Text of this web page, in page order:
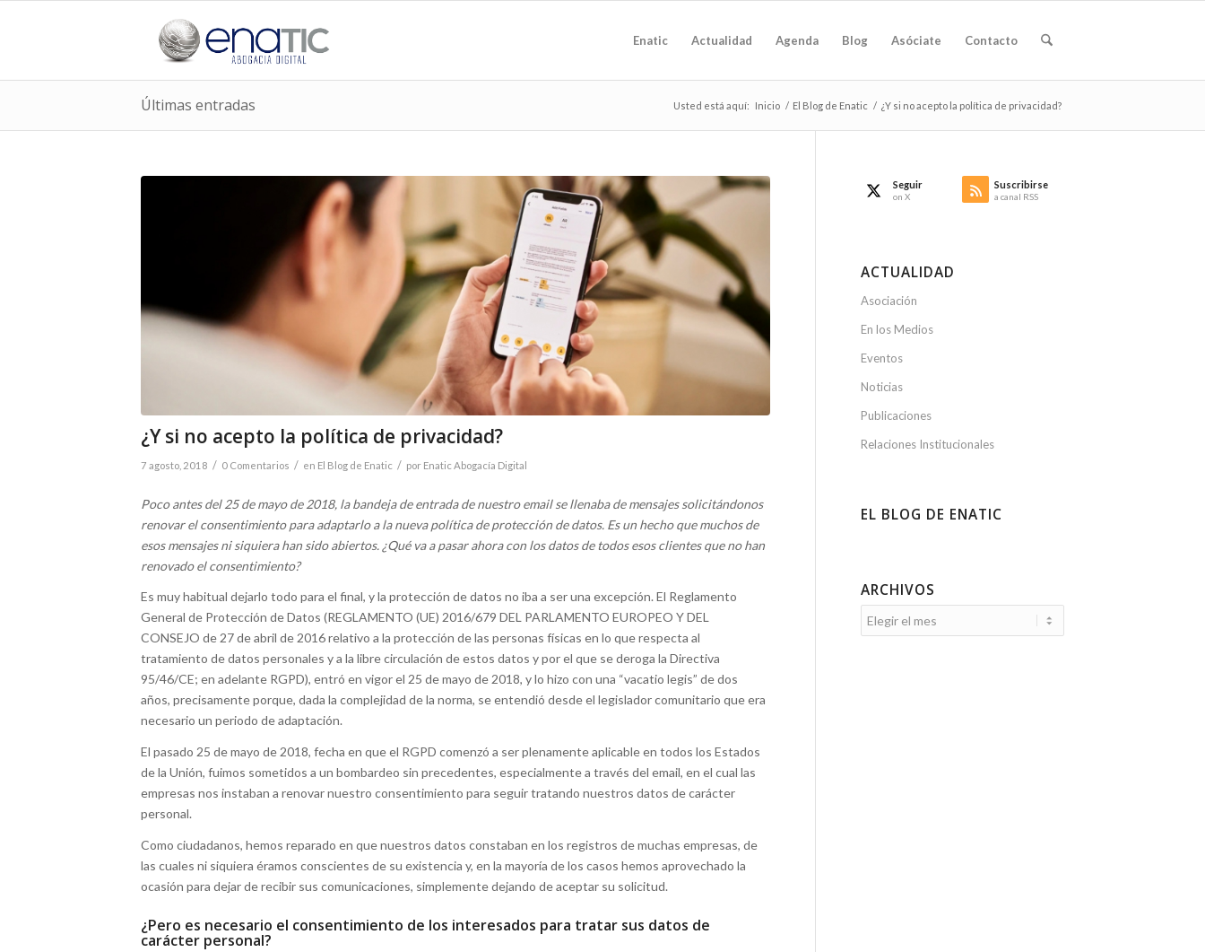
Enatic Actualidad Agenda Blog Asóciate Contacto
Últimas entradas Usted está aquí: Inicio / El Blog de Enatic / ¿Y si no acepto la política de privacidad?
¿Y si no acepto la política de privacidad?
7 agosto, 2018 / 0 Comentarios / en El Blog de Enatic / por Enatic Abogacía Digital
Poco antes del 25 de mayo de 2018, la bandeja de entrada de nuestro email se llenaba de mensajes solicitándonos
renovar el consentimiento para adaptarlo a la nueva política de protección de datos. Es un hecho que muchos de
esos mensajes ni siquiera han sido abiertos. ¿Qué va a pasar ahora con los datos de todos esos clientes que no han
renovado el consentimiento?
Es muy habitual dejarlo todo para el final, y la protección de datos no iba a ser una excepción. El Reglamento
General de Protección de Datos (REGLAMENTO (UE) 2016/679 DEL PARLAMENTO EUROPEO Y DEL
CONSEJO de 27 de abril de 2016 relativo a la protección de las personas físicas en lo que respecta al
tratamiento de datos personales y a la libre circulación de estos datos y por el que se deroga la Directiva
95/46/CE; en adelante RGPD), entró en vigor el 25 de mayo de 2018, y lo hizo con una “vacatio legis” de dos
años, precisamente porque, dada la complejidad de la norma, se entendió desde el legislador comunitario que era
necesario un periodo de adaptación.
El pasado 25 de mayo de 2018, fecha en que el RGPD comenzó a ser plenamente aplicable en todos los Estados
de la Unión, fuimos sometidos a un bombardeo sin precedentes, especialmente a través del email, en el cual las
empresas nos instaban a renovar nuestro consentimiento para seguir tratando nuestros datos de carácter
personal.
Como ciudadanos, hemos reparado en que nuestros datos constaban en los registros de muchas empresas, de
las cuales ni siquiera éramos conscientes de su existencia y, en la mayoría de los casos hemos aprovechado la
ocasión para dejar de recibir sus comunicaciones, simplemente dejando de aceptar su solicitud.
¿Pero es necesario el consentimiento de los interesados para tratar sus datos de
carácter personal?
Seguir
on X
Suscribirse
a canal RSS
ACTUALIDAD
Asociación
En los Medios
Eventos
Noticias
Publicaciones
Relaciones Institucionales
EL BLOG DE ENATIC
ARCHIVOS